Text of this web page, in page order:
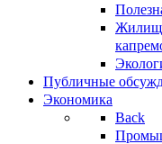
Публичные
Экономика
Back